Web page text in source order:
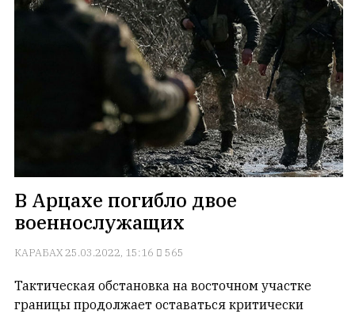
В Арцахе погибло двое
военнослужащих
КАРАБАХ25.03.2022, 15:16 565
Тактическая обстановка на восточном участке
границы продолжает оставаться критически